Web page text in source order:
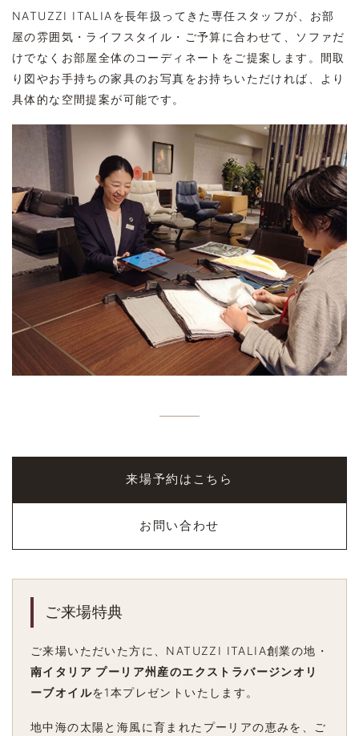
NATUZZI ITALIAを長年扱ってきた専任スタッフが、お部
屋の雰囲気・ライフスタイル・ご予算に合わせて、ソファだ
けでなくお部屋全体のコーディネートをご提案します。間取
り図やお手持ちの家具のお写真をお持ちいただければ、より
具体的な空間提案が可能です。
来場予約はこちら
お問い合わせ
ご来場特典
ご来場いただいた方に、NATUZZI ITALIA創業の地・
南イタリア プーリア州産のエクストラバージンオリ
ーブオイルを1本プレゼントいたします。
地中海の太陽と海風に育まれたプーリアの恵みを、ご